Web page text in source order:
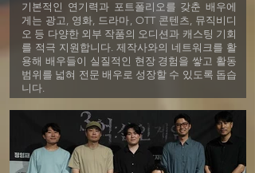
기본적인 연기력과 포트폴리오를 갖춘 배우에
게는 광고, 영화, 드라마, OTT 콘텐츠, 뮤직비디
오 등 다양한 외부 작품의 오디션과 캐스팅 기회
를 적극 지원합니다. 제작사와의 네트워크를 활
용해 배우들이 실질적인 현장 경험을 쌓고 활동
범위를 넓혀 전문 배우로 성장할 수 있도록 돕습
니다.